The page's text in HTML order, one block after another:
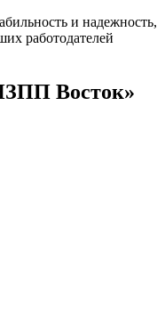
и надежность,
работодателей
Восток»